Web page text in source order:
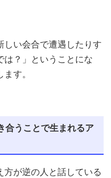
しい会合で遭遇したりす
は？」ということにな
す。
合うことで生まれるア
が逆の人と話している